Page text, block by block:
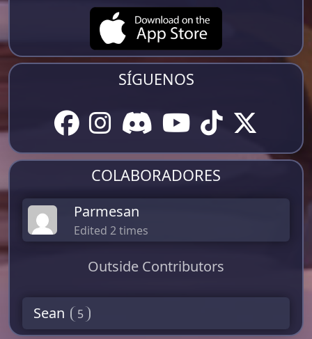
SÍGUENOS
COLABORADORES
Parmesan
Edited 2 times
Outside Contributors
Sean 5